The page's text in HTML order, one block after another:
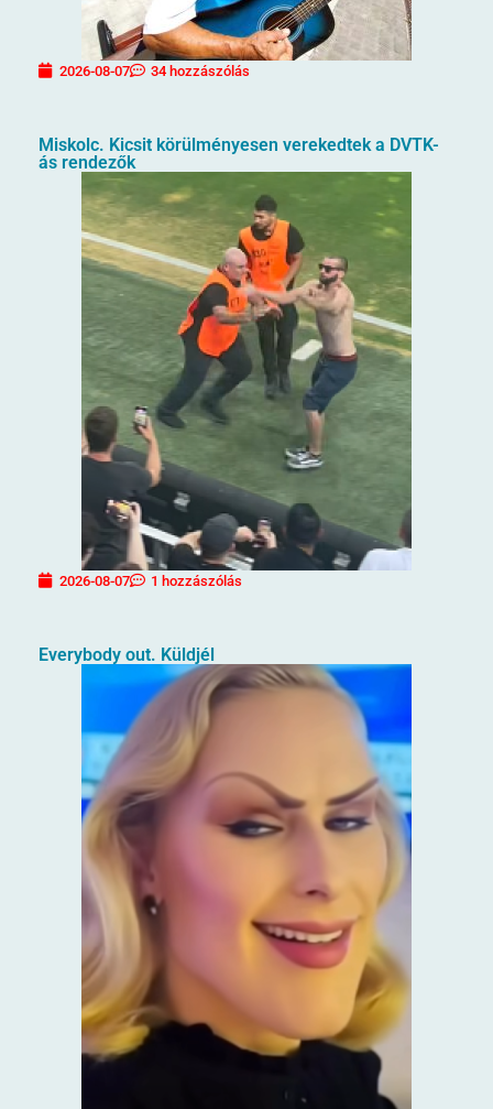
2026-08-07 34 hozzászólás
Miskolc. Kicsit körülményesen verekedtek a DVTK-
ás rendezők
2026-08-07 1 hozzászólás
Everybody out. Küldjél